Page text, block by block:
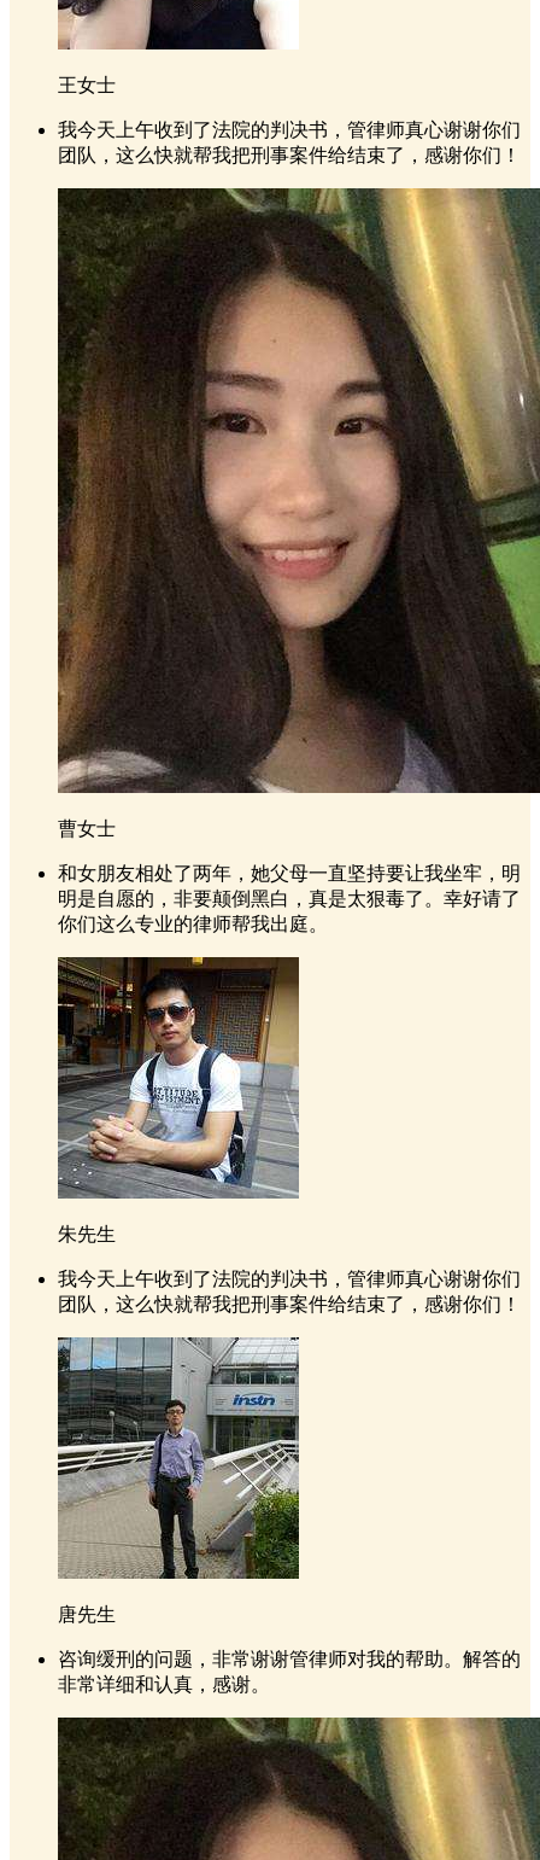
王女士
我今天上午收到了法院的判决书，管律师真心谢谢你们
团队，这么快就帮我把刑事案件给结束了，感谢你们！
曹女士
和女朋友相处了两年，她父母一直坚持要让我坐牢，明
明是自愿的，非要颠倒黑白，真是太狠毒了。幸好请了
你们这么专业的律师帮我出庭。
朱先生
我今天上午收到了法院的判决书，管律师真心谢谢你们
团队，这么快就帮我把刑事案件给结束了，感谢你们！
唐先生
咨询缓刑的问题，非常谢谢管律师对我的帮助。解答的
非常详细和认真，感谢。